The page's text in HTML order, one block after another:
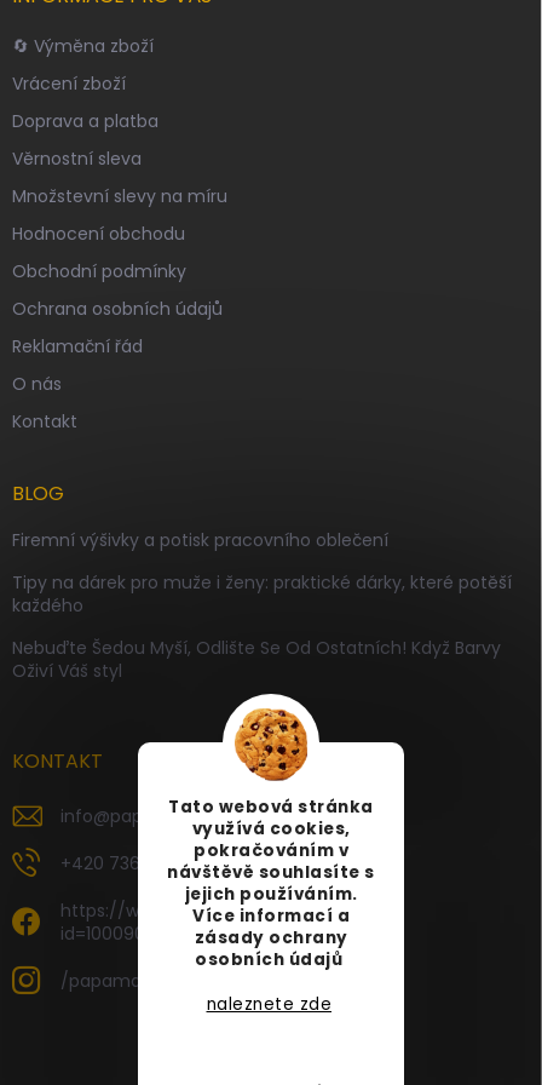
Tato webová stránka
využívá cookies,
pokračováním v
návštěvě souhlasíte s
jejich používáním.
Více informací a
zásady ochrany
osobních údajů
naleznete zde
🔄 Výměna zboží
Vrácení zboží
Doprava a platba
Věrnostní sleva
Množstevní slevy na míru
Hodnocení obchodu
Obchodní podmínky
Ochrana osobních údajů
Reklamační řád
O nás
Kontakt
BLOG
Firemní výšivky a potisk pracovního oblečení
Tipy na dárek pro muže i ženy: praktické dárky, které potěší
každého
Nebuďte Šedou Myší, Odlište Se Od Ostatních! Když Barvy
Oživí Váš styl
KONTAKT
info@papamartin.cz
+420 736 120 126
https://www.facebook.com/profile.php?
id=100090696535887
/papamartin.cz